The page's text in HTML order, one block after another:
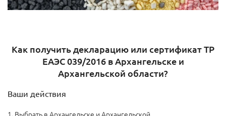
Как получить декларацию или сертификат ТР
ЕАЭС 039/2016 в Архангельске и
Архангельской области?
Ваши действия